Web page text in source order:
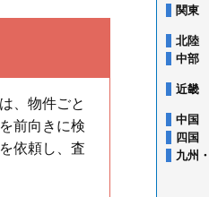
、物件ごと
前向きに検
依頼し、査
関東
北陸
中部
近畿
中国
四国
九州